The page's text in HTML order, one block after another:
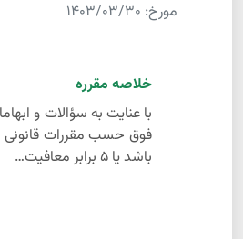
مورخ: 1403/03/30
خلاصه مقرره
باشد یا 5 برابر معافیت…